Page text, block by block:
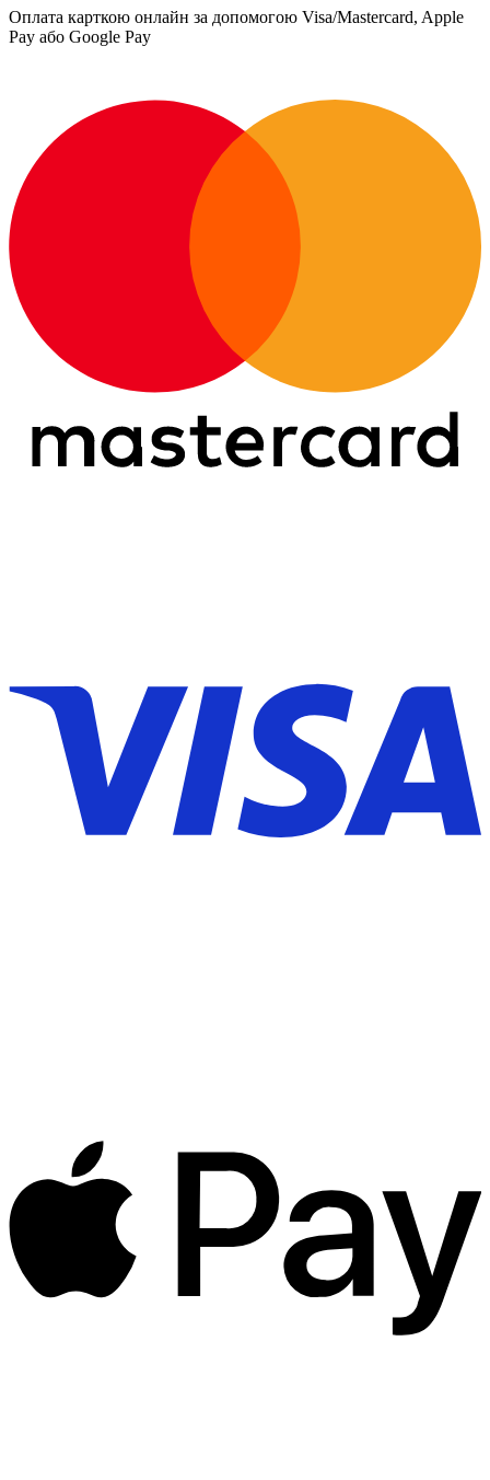
Оплата карткою онлайн за допомогою Visa/Mastercard, Apple
Pay або Google Pay